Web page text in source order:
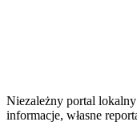
Niezależny portal lokalny
informacje, własne